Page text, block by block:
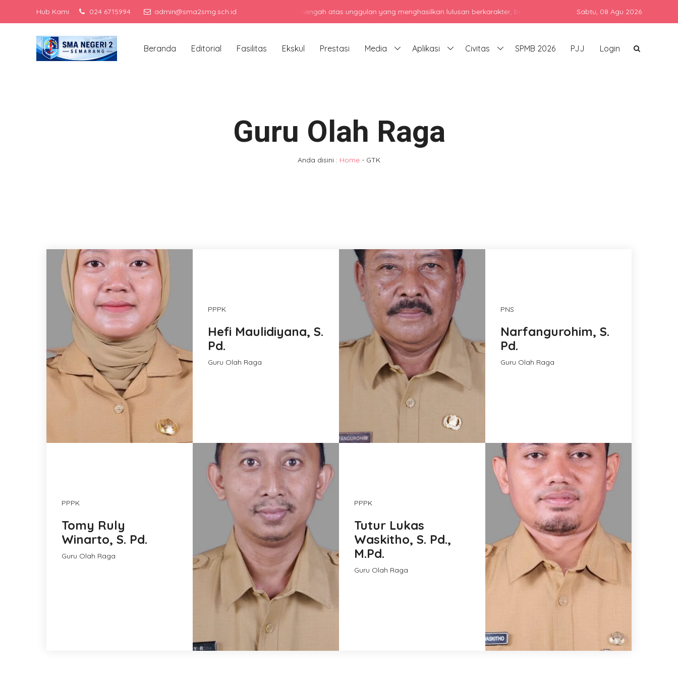
Hub Kami 024 6715994 admin@sma2smg.sch.idMenjadi sekolah menengah atas unggulan yang menghasilkan lulusan berkarakter, berprestasi, dan siap bersaing di era global dengan
Sabtu, 08 Agu 2026
Beranda Editorial Fasilitas Ekskul Prestasi Media Aplikasi Civitas SPMB 2026 PJJ Login
Guru Olah Raga
Anda disini : Home - GTK
PPPK
Hefi Maulidiyana, S.
Pd.
Guru Olah Raga
PNS
Narfangurohim, S.
Pd.
Guru Olah Raga
PPPK
Tomy Ruly
Winarto, S. Pd.
Guru Olah Raga
PPPK
Tutur Lukas
Waskitho, S. Pd.,
M.Pd.
Guru Olah Raga